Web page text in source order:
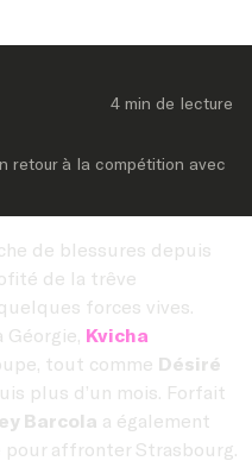
4 min de lecture
retour à la compétition avec
de blessures depuis
de la trêve
forces vives.
Géorgie, Kvicha
tout comme Désiré
plus d’un mois. Forfait
Barcola a également
pour affronter Strasbourg.